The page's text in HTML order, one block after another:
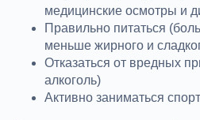
медицинские осмотры и
Правильно питаться
меньше жирного и
Отказаться от вредных
алкоголь)
Активно заниматься